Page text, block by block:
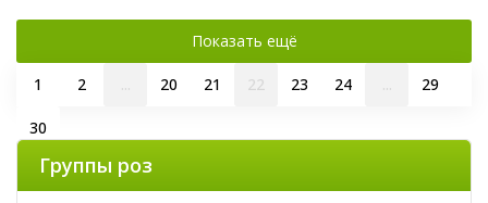
1 2 ... 20 21 22 23 24 ... 29
30
Показать ещё
Группы роз